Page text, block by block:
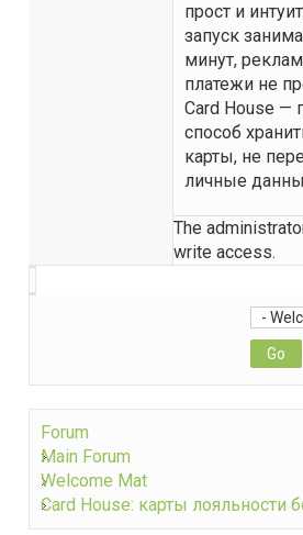
прост и
запуск
минут,
платежи не
Card House —
способ
карты, не
личные
The
write access.
Forum
Main Forum
Welcome Mat
Card House: карты лояльности